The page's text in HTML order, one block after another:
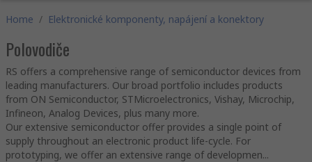
Home / Elektronické komponenty, napájení a konektory
Polovodiče
RS offers a comprehensive range of semiconductor devices from
leading manufacturers. Our broad portfolio includes products
from ON Semiconductor, STMicroelectronics, Vishay, Microchip,
Infineon, Analog Devices, plus many more.
Our extensive semiconductor offer provides a single point of
supply throughout an electronic product life-cycle. For
prototyping, we offer an extensive range of developmen...